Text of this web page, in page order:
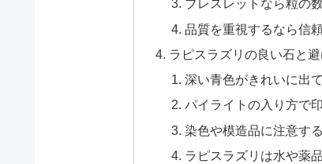
ブレスレットなら粒の
品質を重視するなら信
ラピスラズリの良い石と
深い青色がきれいに出
パイライトの入り方で
染色や模造品に注意する
ラピスラズリは水や薬